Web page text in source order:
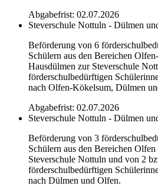
Abgabefrist: 02.07.2026
Steverschule Nottuln - Dülmen
Beförderung von 6
Schülern aus den Bereichen
Hausdülmen zur Steverschule
förderschulbedürftigen
nach Olfen-Kökelsum, Dülmen
Abgabefrist: 02.07.2026
Steverschule Nottuln - Dülmen
Beförderung von 3
Schülern aus den Bereichen
Steverschule Nottuln und von 2
förderschulbedürftigen
nach Dülmen und Olfen.